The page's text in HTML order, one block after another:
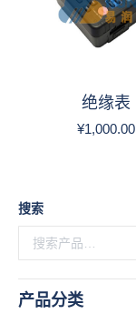
绝缘表
¥1,000.00
搜索
产品分类